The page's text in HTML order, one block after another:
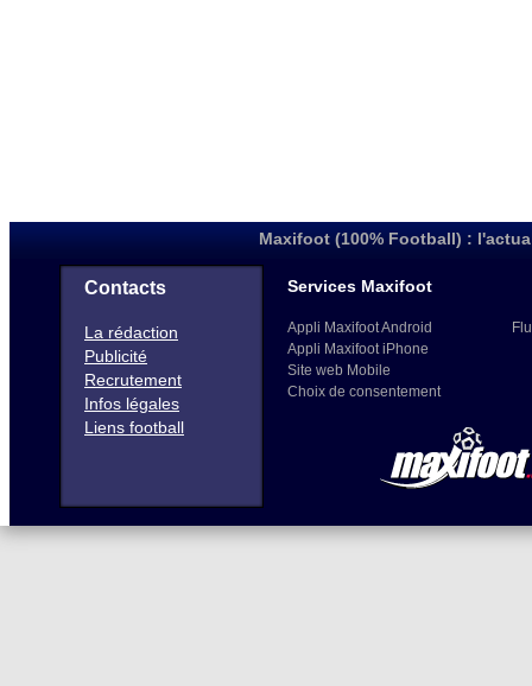
Maxifoot (100% Football) :
Contacts
La rédaction
Publicité
Recrutement
Infos légales
Liens football
Services Maxifoot
Appli Maxifoot Android
Appli Maxifoot iPhone
Site web Mobile
Choix de consentement